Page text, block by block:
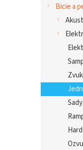
Bicie a